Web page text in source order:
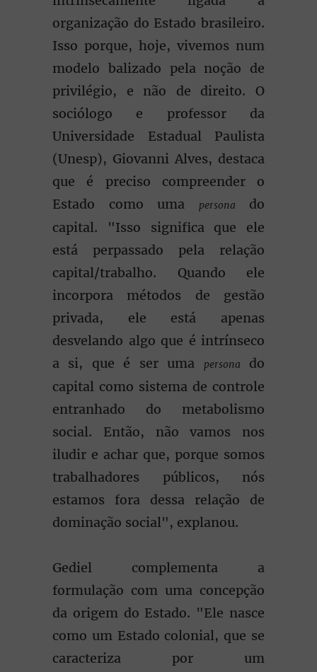
organização do Estado brasileiro.
Isso porque, hoje, vivemos num
modelo balizado pela noção de
privilégio, e não de direito. O
sociólogo e professor da
Universidade Estadual Paulista
(Unesp), Giovanni Alves, destaca
que é preciso compreender o
Estado como uma
persona
do
capital. "Isso significa que ele
está perpassado pela relação
capital/trabalho. Quando ele
incorpora métodos de gestão
privada, ele está apenas
desvelando algo que é intrínseco
a si, que é ser uma
persona
do
capital como sistema de controle
entranhado do metabolismo
social. Então, não vamos nos
iludir e achar que, porque somos
trabalhadores públicos, nós
estamos fora dessa relação de
dominação social", explanou.
Gediel complementa a
formulação com uma concepção
da origem do Estado. "Ele nasce
como um Estado colonial, que se
caracteriza por um